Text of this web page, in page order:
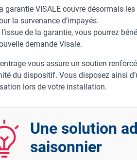
garantie VISALE couvre désormais
la survenance d’impayés.
l’issue de la garantie, vous pourrez
demande Visale.
vous assure un soutien
du dispositif. Vous disposez ainsi
lors de votre installation.
Une solution
saisonnier